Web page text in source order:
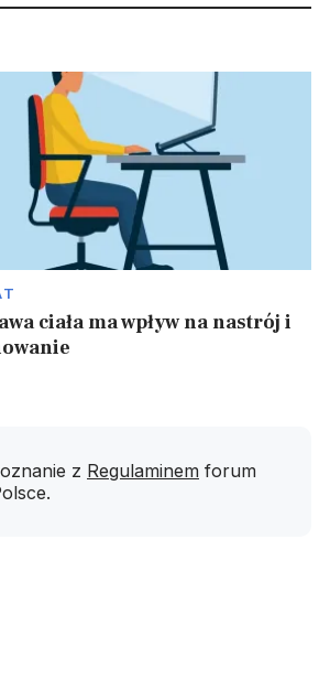
ciała ma wpływ na nastrój i
z Regulaminem forum